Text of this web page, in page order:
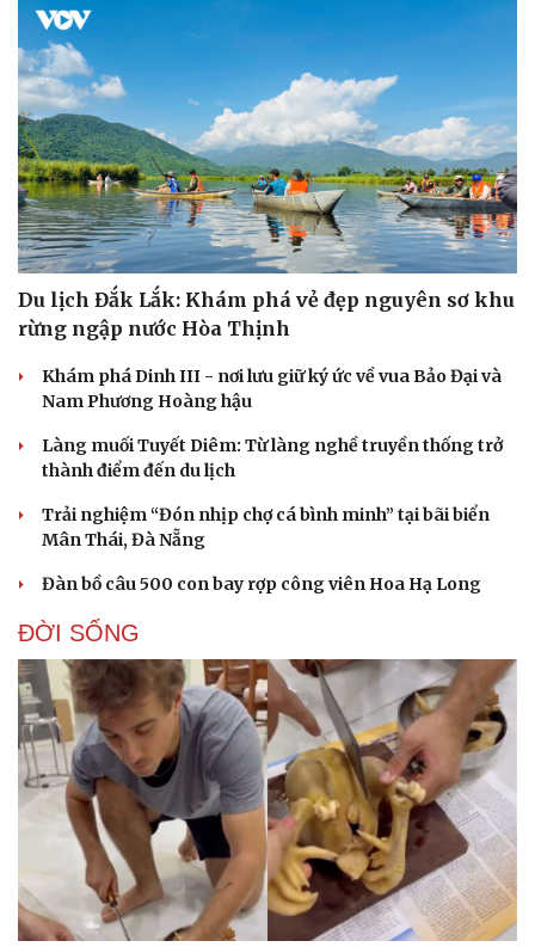
Du lịch Đắk Lắk: Khám phá vẻ đẹp nguyên sơ khu
rừng ngập nước Hòa Thịnh
Khám phá Dinh III - nơi lưu giữ ký ức về vua Bảo Đại và
Nam Phương Hoàng hậu
Làng muối Tuyết Diêm: Từ làng nghề truyền thống trở
thành điểm đến du lịch
Trải nghiệm “Đón nhịp chợ cá bình minh” tại bãi biển
Mân Thái, Đà Nẵng
Đàn bồ câu 500 con bay rợp công viên Hoa Hạ Long
ĐỜI SỐNG